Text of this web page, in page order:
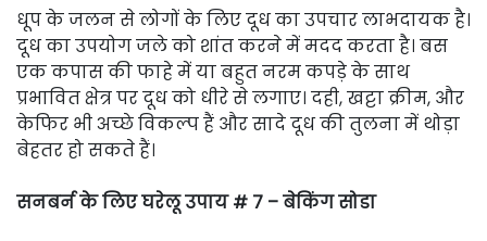
धूप के जलन से लोगों के लिए दूध का उपचार लाभदायक है।
दूध का उपयोग जले को शांत करने में मदद करता है। बस
एक कपास की फाहे में या बहुत नरम कपड़े के साथ
प्रभावित क्षेत्र पर दूध को धीरे से लगाए। दही, खट्टा क्रीम, और
केफिर भी अच्छे विकल्प हैं और सादे दूध की तुलना में थोड़ा
बेहतर हो सकते हैं।
सनबर्न के लिए घरेलू उपाय # 7 – बेकिंग सोडा